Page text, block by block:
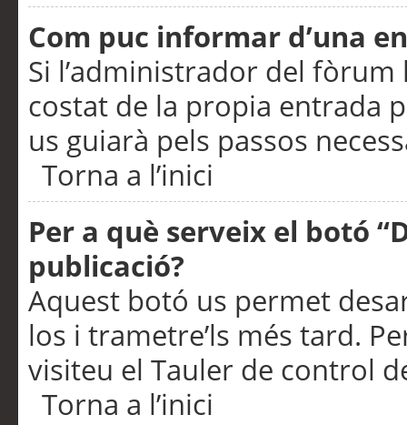
Com puc informar d’una
Si l’administrador del
costat de la propia entrada
us guiarà pels passos
Torna a l’inici
Per a què serveix el botó
publicació?
Aquest botó us permet
los i trametre’ls més tard.
visiteu el Tauler de control
Torna a l’inici